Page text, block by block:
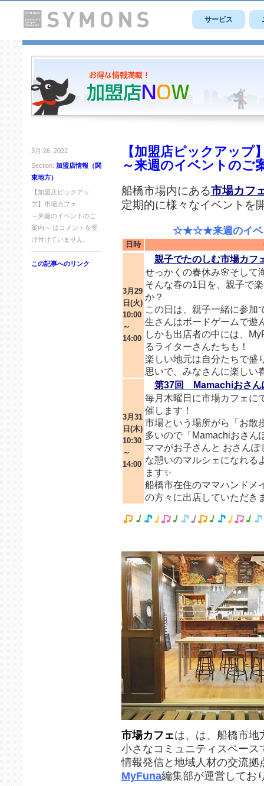
サービス
3月 26, 2022
Section: 加盟店情報（関
東地方）
【加盟店ピックアッ
プ】市場カフェ
～来週のイベントのご
案内～ は コメントを受
け付けていません。
この記事へのリンク
【加盟店ピックアップ
～来週のイベントのご
船橋市場内にある市場カフ
定期的に様々なイベントを
☆★☆★来週のイベン
日時
3月29
日(火)
10:00
～
14:00
親子でたのしむ市場カフ
せっかくの春休み🌸そして
そんな春の1日を、親子で
か？
この日は、親子一緒に参加
生さんはボードゲームで遊
しかも出店者の中には、
るライターさんたちも！
楽しい地元は自分たちで盛
思いで、みなさんに楽しい
3月31
日(木)
10:30
～
14:00
第37回 Mamachiおさん
毎月木曜日に市場カフェに
催します！
市場という場所がら「お散
多いので「Mamachiおさん
ママがお子さんと おさん
な憩いのマルシェになれる
ます✨
船橋市在住のママハンドメ
の方々に出店していただき
市場カフェは、は、船橋市地
小さなコミュニティスペース
情報発信と地域人材の交流拠
MyFuna編集部が運営してお